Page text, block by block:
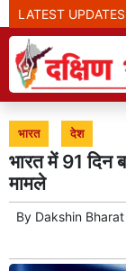
LATEST UPDATES
झारखंड: छात्रों के
भारत देश
भारत में 91 दिन
मामले
By Dakshin Bharat